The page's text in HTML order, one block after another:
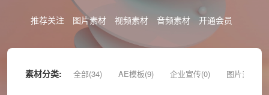
推荐关注 图片素材 视频素材 音频素材 开通会员
素材分类: 全部(34) AE模板(9) 企业宣传(0) 图片素材(9)